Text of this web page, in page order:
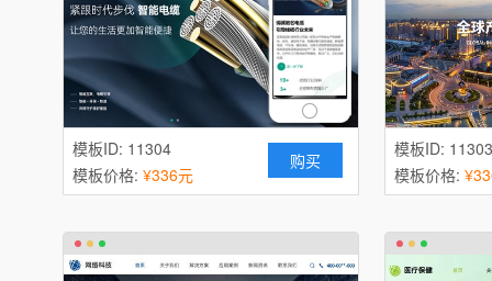
模板ID: 11304
模板价格: ¥336元
购买
模板ID: 11303
模板价格: